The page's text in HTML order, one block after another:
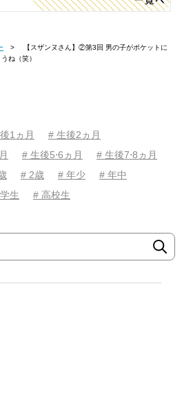
ね（笑）
1ヵ月
# 生後2ヵ月
# 生後5⋅6ヵ月
# 生後7⋅8ヵ月
# 2歳 # 年少
# 年中
生 # 高校生